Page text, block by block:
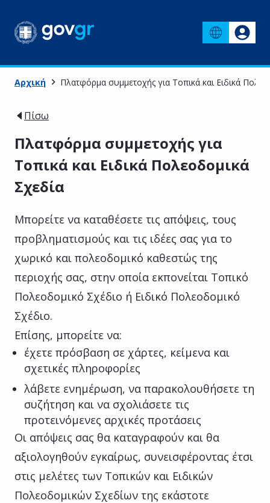
Αρχική Πλατφόρμα συμμετοχής για Τοπικά και Ειδικά
Πίσω
Πλατφόρμα συμμετοχής για
Τοπικά και Ειδικά Πολεοδομικά
Σχεδία
Μπορείτε να καταθέσετε τις απόψεις, τους
προβληματισμούς και τις ιδέες σας για το
χωρικό και πολεοδομικό καθεστώς της
περιοχής σας, στην οποία εκπονείται Τοπικό
Πολεοδομικό Σχέδιο ή Ειδικό Πολεοδομικό
Σχέδιο.
Επίσης, μπορείτε να:
έχετε πρόσβαση σε χάρτες, κείμενα και
σχετικές πληροφορίες
λάβετε ενημέρωση, να παρακολουθήσετε τη
συζήτηση και να σχολιάσετε τις
προτεινόμενες αρχικές προτάσεις
Οι απόψεις σας θα καταγραφούν και θα
αξιολογηθούν εγκαίρως, συνεισφέροντας έτσι
στις μελέτες των Τοπικών και Ειδικών
Πολεοδομικών Σχεδίων της εκάστοτε